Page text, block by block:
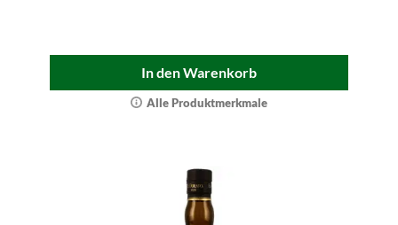
In den Warenkorb
Alle Produktmerkmale